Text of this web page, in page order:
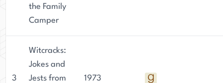
the Family
Camper
3
Witcracks:
Jokes and
Jests from
1973